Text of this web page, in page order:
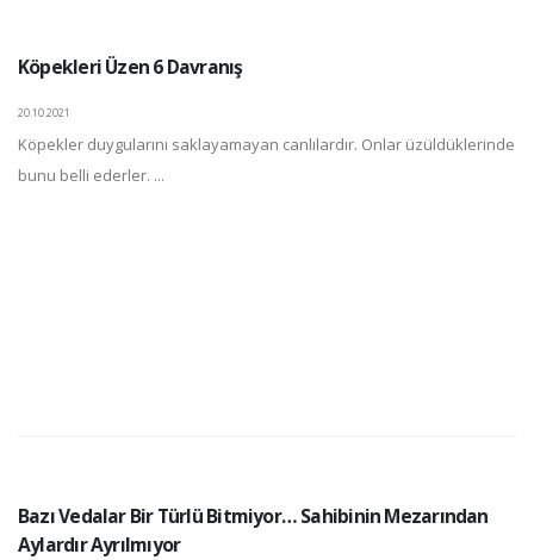
Köpekleri Üzen 6 Davranış
20.10.2021
Köpekler duygularını saklayamayan canlılardır. Onlar üzüldüklerinde
bunu belli ederler. ...
Bazı Vedalar Bir Türlü Bitmiyor… Sahibinin Mezarından
Aylardır Ayrılmıyor